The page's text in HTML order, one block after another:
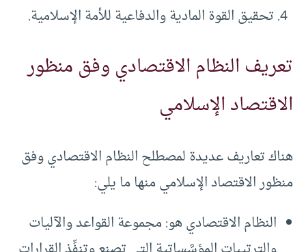
تحقيق القوة المادية والدفاعية للأمة الإسلامية.
تعريف النظام الاقتصادي وفق منظور
الاقتصاد الإسلامي
هناك تعاريف عديدة لمصطلح النظام الاقتصادي وفق
منظور الاقتصاد الإسلامي منها ما يلي:
النظام الاقتصادي هو: مجموعة القواعد والآليات